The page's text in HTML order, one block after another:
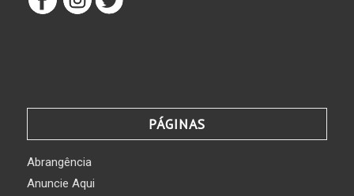
PÁGINAS
Abrangência
Anuncie Aqui